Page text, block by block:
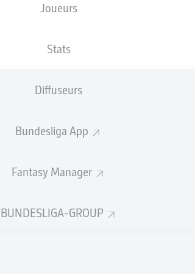
Joueurs
Stats
Diffuseurs
Bundesliga App
Fantasy Manager
BUNDESLIGA-GROUP